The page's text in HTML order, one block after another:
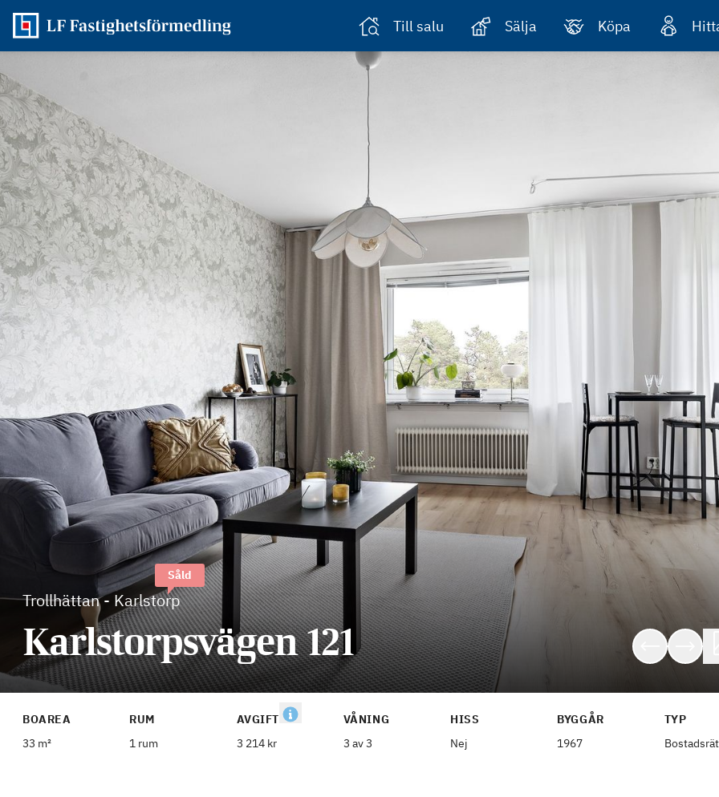
Till salu Sälja Köpa
Trollhättan-Karlstorp
Såld
Karlstorpsvägen 121
BOAREA
33 m²
RUM
1 rum
AVGIFT
3 214 kr
VÅNING
3 av 3
HISS
Nej
BYGGÅR
1967
TYP